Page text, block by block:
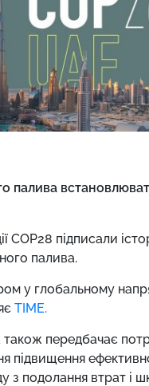
палива
COP28 підписали
палива.
у глобальному
TIME.
також передбачає
підвищення
подолання втрат і